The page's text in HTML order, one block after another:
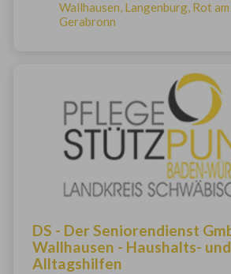
Wallhausen, Langenburg, Rot am
Gerabronn
DS - Der Seniorendienst
Wallhausen - Haushalts- und
Alltagshilfen